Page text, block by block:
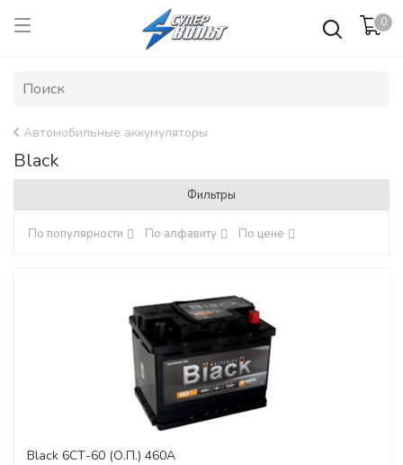
0
Автомобильные аккумуляторы
Black
Фильтры
По популярности По алфавиту По цене
Black 6СТ-60 (О.П.) 460А